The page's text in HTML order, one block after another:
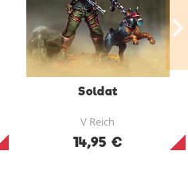
Soldat
V Reich
14,95 €